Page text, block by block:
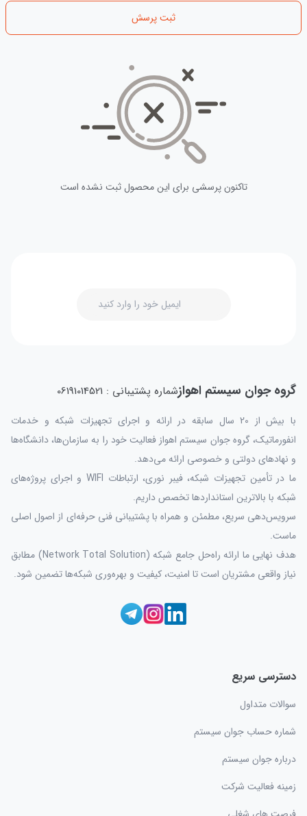
ثبت پرسش
تاکنون پرسشی برای این محصول ثبت نشده است
گروه جوان سیستم اهوازشماره پشتیبانی : 06191014521
با بیش از 20 سال سابقه در ارائه و اجرای تجهیزات شبکه و خدمات
انفورماتیک، گروه جوان سیستم اهواز فعالیت خود را به سازمان‌ها، دانشگاه‌ها
و نهادهای دولتی و خصوصی ارائه می‌دهد.
ما در تأمین تجهیزات شبکه، فیبر نوری، ارتباطات WIFI و اجرای پروژه‌های
شبکه با بالاترین استانداردها تخصص داریم.
سرویس‌دهی سریع، مطمئن و همراه با پشتیبانی فنی حرفه‌ای از اصول اصلی
ماست.
هدف نهایی ما ارائه راه‌حل جامع شبکه (Network Total Solution) مطابق
نیاز واقعی مشتریان است تا امنیت، کیفیت و بهره‌وری شبکه‌ها تضمین شود.
دسترسی سریع
سوالات متداول
شماره حساب جوان سیستم
درباره جوان سیستم
زمینه فعالیت شرکت